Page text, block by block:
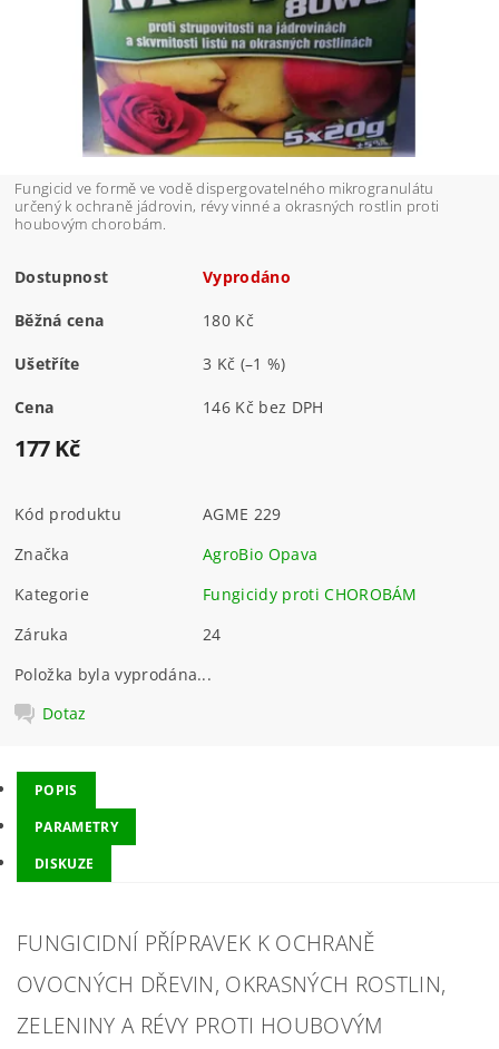
Fungicid ve formě ve vodě dispergovatelného mikrogranulátu
určený k ochraně jádrovin, révy vinné a okrasných rostlin proti
houbovým chorobám.
Dostupnost Vyprodáno
Běžná cena 180 Kč
Ušetříte 3 Kč (–1 %)
Cena 146 Kč bez DPH
177 Kč
Kód produktu
AGME 229
Značka
AgroBio Opava
Kategorie
Fungicidy proti CHOROBÁM
Záruka
24
Položka byla vyprodána...
Dotaz
POPIS
PARAMETRY
DISKUZE
FUNGICIDNÍ PŘÍPRAVEK K OCHRANĚ
OVOCNÝCH DŘEVIN, OKRASNÝCH ROSTLIN,
ZELENINY A RÉVY PROTI HOUBOVÝM